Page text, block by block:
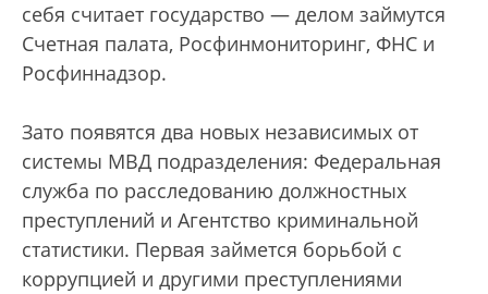
себя считает государство — делом займутся
Счетная палата, Росфинмониторинг, ФНС и
Росфиннадзор.
Зато появятся два новых независимых от
системы МВД подразделения: Федеральная
служба по расследованию должностных
преступлений и Агентство криминальной
статистики. Первая займется борьбой с
коррупцией и другими преступлениями